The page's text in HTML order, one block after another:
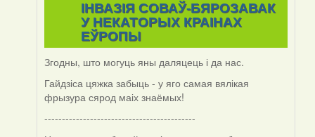
ІНВАЗІЯ СОВАЎ-БЯРОЗАВАК
У НЕКАТОРЫХ КРАІНАХ
ЕЎРОПЫ
Згодны, што могуць яны даляцець і да нас.
Гайдзіса цяжка забыць - у яго самая вялікая
фрызура сярод маіх знаёмых!
-------------------------------------------